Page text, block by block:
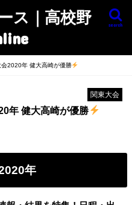
ス｜高校野
search
会2020年 健大高崎が優勝
関東大会
年 健大高崎が優勝
年